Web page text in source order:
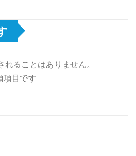
ることはありません。
項目です